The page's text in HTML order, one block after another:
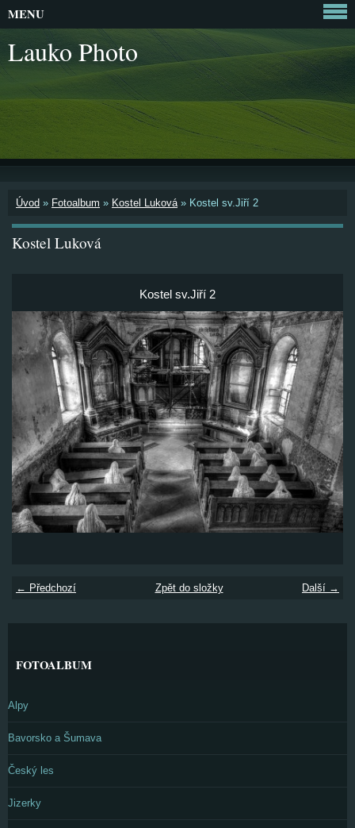
Lauko Photo
Úvod » Fotoalbum » Kostel Luková» Kostel sv.Jiří 2
Kostel Luková
Kostel sv.Jiří 2
← Předchozí Další →
Zpět do složky
MENU
FOTOALBUM
Alpy
Bavorsko a Šumava
Český les
Jizerky